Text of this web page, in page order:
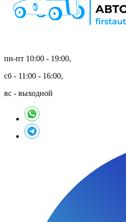
пн-пт 10:00 - 19:00,
сб - 11:00 - 16:00,
вс - выходной